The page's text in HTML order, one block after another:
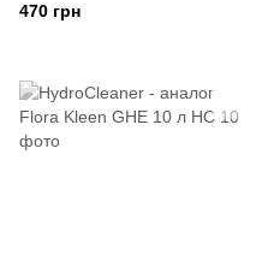
470 грн